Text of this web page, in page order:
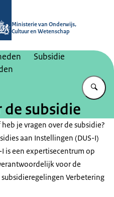
Ministerie van Onderwijs,
Cultuur en Wetenschap
Subsidie
subsidie
je vragen over de subsidie?
aan Instellingen (DUS-I)
is een expertisecentrum op
voor de
Verbetering